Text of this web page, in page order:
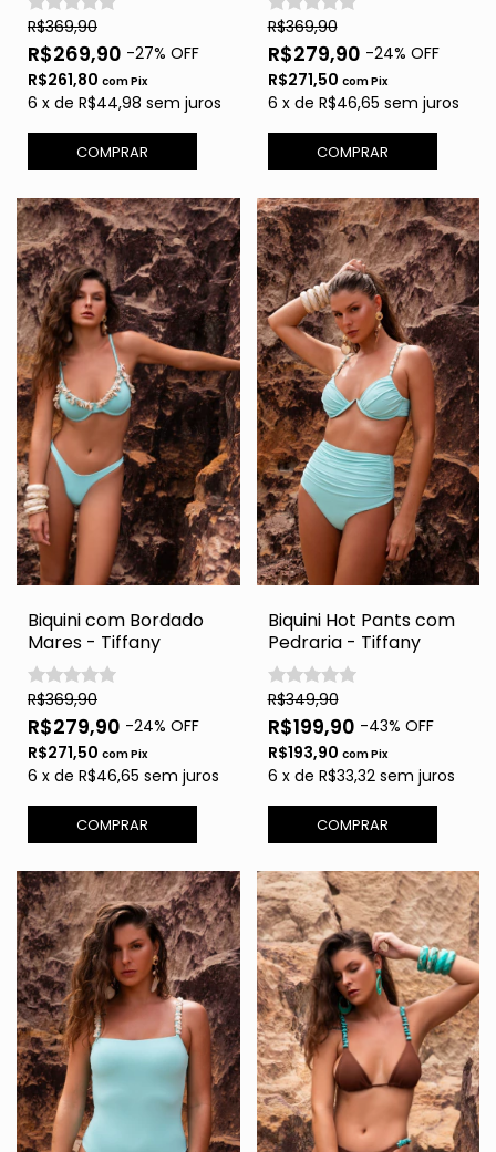
R$369,90
R$269,90 -27% OFF
R$261,80 comPix
6 x de R$44,98 sem juros
COMPRAR
R$369,90
R$279,90 -24% OFF
R$271,50 comPix
6 x de R$46,65 sem juros
COMPRAR
Biquini com Bordado
Mares - Tiffany
R$369,90
R$279,90 -24% OFF
R$271,50 comPix
6 x de R$46,65 sem juros
COMPRAR
Biquini Hot Pants com
Pedraria - Tiffany
R$349,90
R$199,90 -43% OFF
R$193,90 comPix
6 x de R$33,32 sem juros
COMPRAR